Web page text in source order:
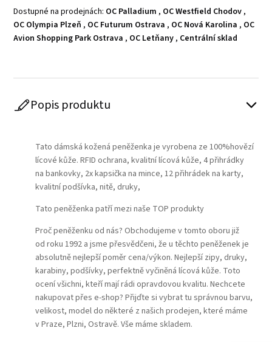
Dostupné na prodejnách: OC Palladium , OC Westfield Chodov ,
OC Olympia Plzeň , OC Futurum Ostrava , OC Nová Karolina , OC
Avion Shopping Park Ostrava , OC Letňany , Centrální sklad
Popis produktu
Play
Tato dámská kožená peněženka je vyrobena ze 100%hovězí
lícové kůže. RFID ochrana, kvalitní lícová kůže, 4 přihrádky
na bankovky, 2x kapsička na mince, 12 přihrádek na karty,
kvalitní podšívka, nitě, druky,
Tato peněženka patří mezi naše TOP produkty
Proč peněženku od nás? Obchodujeme v tomto oboru již
od roku 1992 a jsme přesvědčeni, že u těchto peněženek je
absolutně nejlepší poměr cena/výkon. Nejlepší zipy, druky,
karabiny, podšívky, perfektně vyčiněná lícová kůže. Toto
ocení všichni, kteří mají rádi opravdovou kvalitu. Nechcete
nakupovat přes e-shop? Přijďte si vybrat tu správnou barvu,
velikost, model do některé z našich prodejen, které máme
v Praze, Plzni, Ostravě. Vše máme skladem.